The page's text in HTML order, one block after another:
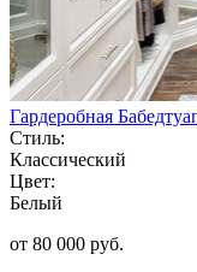
Гардеробная
Стиль:
Классический
Цвет:
Белый
от 80 000 руб.